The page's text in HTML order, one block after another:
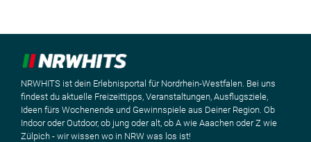
NRWHITS ist dein Erlebnisportal für Nordrhein-Westfalen. Bei uns
findest du aktuelle Freizeittipps, Veranstaltungen, Ausflugsziele,
Ideen fürs Wochenende und Gewinnspiele aus Deiner Region. Ob
Indoor oder Outdoor, ob jung oder alt, ob A wie Aaachen oder Z wie
Zülpich - wir wissen wo in NRW was los ist!